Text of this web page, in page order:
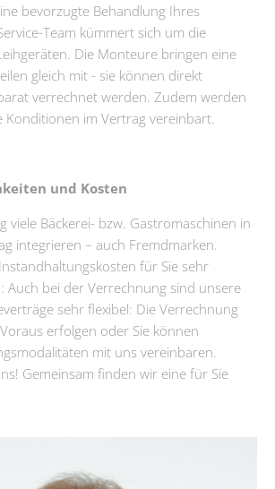
bevorzugte Behandlung Ihres
Team kümmert sich um die
Die Monteure bringen eine
gleich mit - sie können direkt
verrechnet werden. Zudem werden
Konditionen im Vertrag vereinbart.
und Kosten
viele Bäckerei- bzw. Gastromaschinen in
integrieren – auch Fremdmarken.
für Sie sehr
Auch bei der Verrechnung sind unsere
sehr flexibel: Die Verrechnung
erfolgen oder Sie können
mit uns vereinbaren.
Gemeinsam finden wir eine für Sie